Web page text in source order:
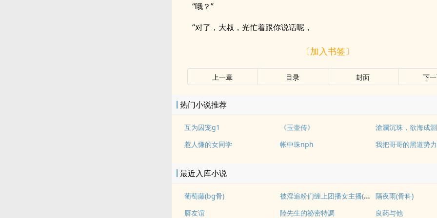
“哦？”
“对了，大叔，光忙着跟你说话呢，
〔加入书签〕
上一章 目录 封面 下
热门小说推荐
互为囚宠g1 《玉壶传》
滄瀾沉珠，欲海成淵
惹人慊的女同学
帐中珠nph 我把哥哥的黑道势
最近入库小说
葡萄藤(bg骨) 被淫追粉们缠上团播女主播(露出NPH)
隔夜雨(骨科)
唇友谊
陸先生的祕密特調 良药与他